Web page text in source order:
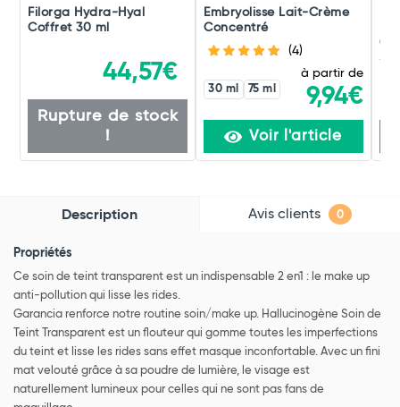
Filorga Hydra-Hyal
Coffret 30 ml
44,57€
Rupture de stock
!
Embryolisse Lait-Crème
Concentré
(4)
30 ml 75 ml
à partir de
9,94€
Voir l'article
Description Avis clients 0
Propriétés
Ce soin de teint transparent est un indispensable 2 en1 : le make up
anti-pollution qui lisse les rides.
Garancia renforce notre routine soin/make up. Hallucinogène Soin de
Teint Transparent est un flouteur qui gomme toutes les imperfections
du teint et lisse les rides sans effet masque inconfortable. Avec un fini
mat velouté grâce à sa poudre de lumière, le visage est
naturellement lumineux pour celles qui ne sont pas fans de